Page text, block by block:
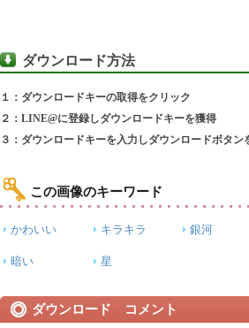
ダウンロード方法
１：ダウンロードキーの取得をクリック
２：LINE@に登録しダウンロードキーを獲得
３：ダウンロードキーを入力しダウンロードボタン
この画像のキーワード
かわいい キラキラ 銀河
暗い
星
ダウンロード コメント